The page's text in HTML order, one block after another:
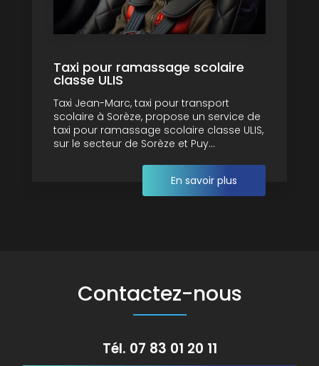
Taxi pour ramassage scolaire
classe ULIS
Taxi Jean-Marc, taxi pour transport
scolaire à Sorèze, propose un service de
taxi pour ramassage scolaire classe ULIS,
sur le secteur de Sorèze et Puy...
En savoir plus
Contactez-nous
Tél. 07 83 01 20 11